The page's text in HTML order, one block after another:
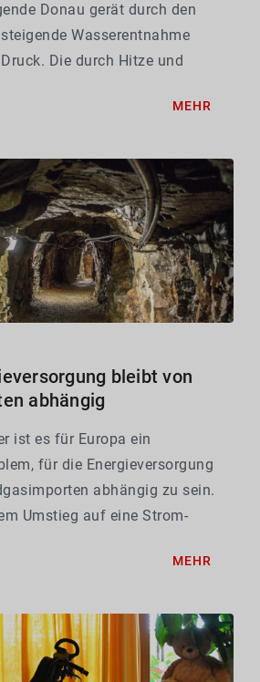
Donau gerät durch den
Wasserentnahme
Die durch Hitze und
eindrucksvoll. EinMEHR
bleibt von
abhängig
ist es für Europa ein
für die Energieversorgung
abhängig zu sein.
Umstieg auf eine Strom-
angewiesen, für zahlreiche,
MEHR